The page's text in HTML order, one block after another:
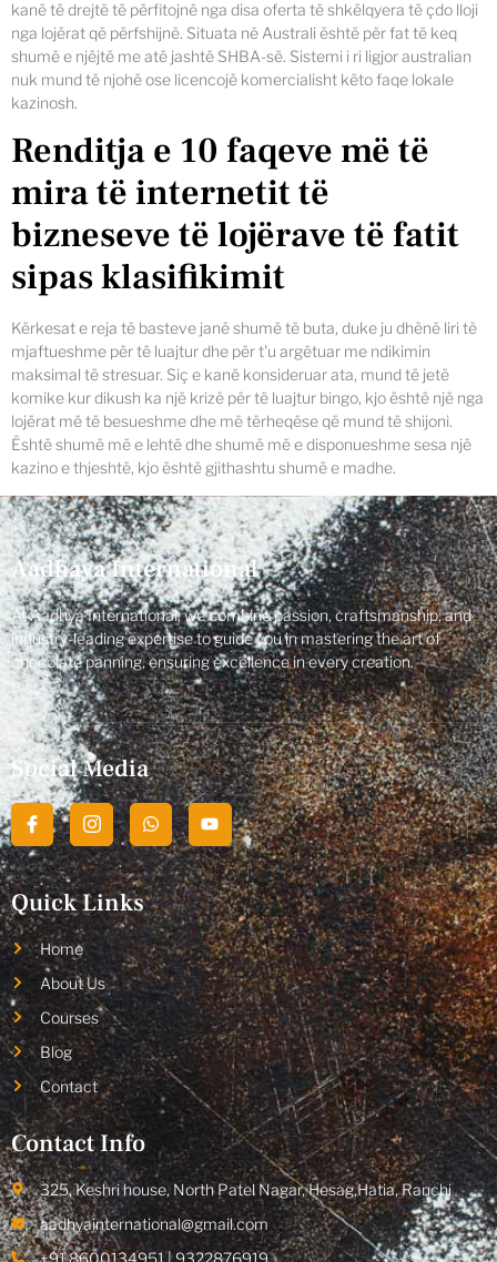
kanë të drejtë të përfitojnë nga disa oferta të shkëlqyera të çdo lloji
nga lojërat që përfshijnë. Situata në Australi është për fat të keq
shumë e njëjtë me atë jashtë SHBA-së. Sistemi i ri ligjor australian
nuk mund të njohë ose licencojë komercialisht këto faqe lokale
kazinosh.
Renditja e 10 faqeve më të
mira të internetit të
bizneseve të lojërave të fatit
sipas klasifikimit
Kërkesat e reja të basteve janë shumë të buta, duke ju dhënë liri të
mjaftueshme për të luajtur dhe për t'u argëtuar me ndikimin
maksimal të stresuar. Siç e kanë konsideruar ata, mund të jetë
komike kur dikush ka një krizë për të luajtur bingo, kjo është një nga
lojërat më të besueshme dhe më tërheqëse që mund të shijoni.
Është shumë më e lehtë dhe shumë më e disponueshme sesa një
kazino e thjeshtë, kjo është gjithashtu shumë e madhe.
Aadhaya International
At Aadhya International, we combine passion, craftsmanship, and
industry-leading expertise to guide you in mastering the art of
chocolate panning, ensuring excellence in every creation.
Social Media
Quick Links
Home
About Us
Courses
Blog
Contact
Contact Info
325, Keshri house, North Patel Nagar, Hesag,Hatia, Ranchi
aadhyainternational@gmail.com
+91 8600134951 | 9322876919